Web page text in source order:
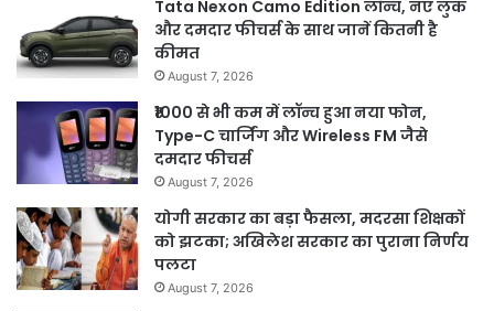
Tata Nexon Camo Edition लॉन्च, नए लुक
और दमदार फीचर्स के साथ जानें कितनी है
कीमत
August 7, 2026
₹1000 से भी कम में लॉन्च हुआ नया फोन,
Type-C चार्जिंग और Wireless FM जैसे
दमदार फीचर्स
August 7, 2026
योगी सरकार का बड़ा फैसला, मदरसा शिक्षकों
को झटका; अखिलेश सरकार का पुराना निर्णय
पलटा
August 7, 2026